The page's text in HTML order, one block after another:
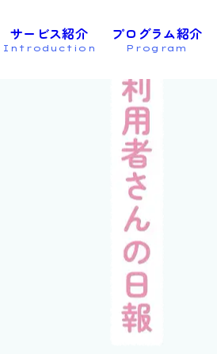
サービス紹介
Introduction
プログラム紹介
Program